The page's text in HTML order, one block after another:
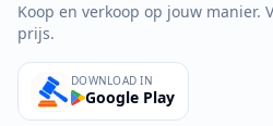
Koop en verkoop op jouw manier.
prijs.
DOWNLOAD IN
Google Play